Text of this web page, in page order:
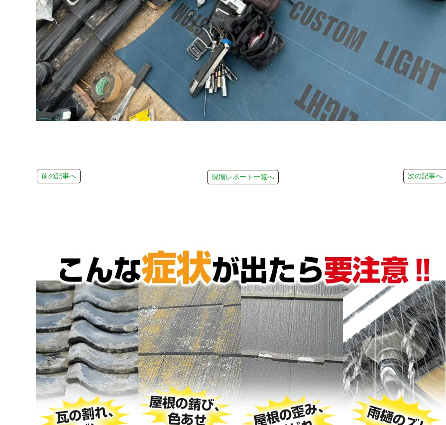
前の記事へ 次の記事へ
現場レポート一覧へ